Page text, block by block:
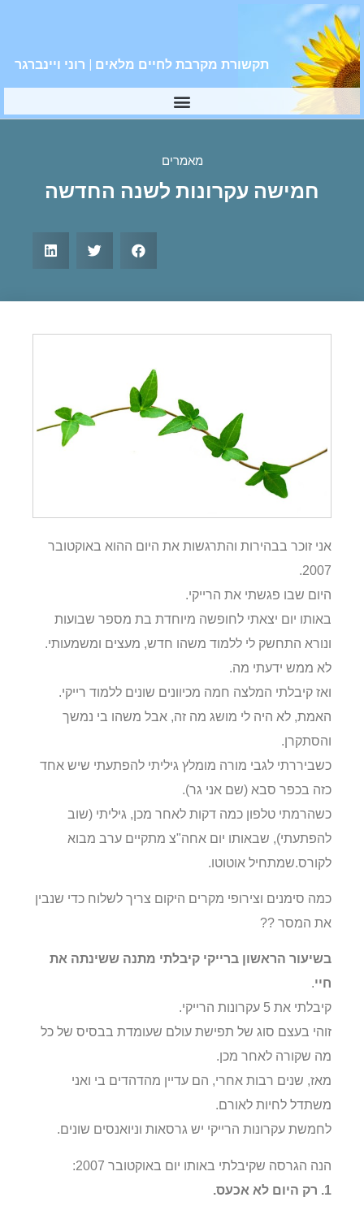
תקשורת מקרבת לחיים מלאים | רוני ויינברגר
מאמרים
חמישה עקרונות לשנה החדשה
אני זוכר בבהירות והתרגשות את היום ההוא באוקטובר
2007.
היום שבו פגשתי את הרייקי.
באותו יום יצאתי לחופשה מיוחדת בת מספר שבועות
ונורא התחשק לי ללמוד משהו חדש, מעצים ומשמעותי.
לא ממש ידעתי מה.
ואז קיבלתי המלצה חמה מכיוונים שונים ללמוד רייקי.
האמת, לא היה לי מושג מה זה, אבל משהו בי נמשך
והסתקרן.
כשביררתי לגבי מורה מומלץ גיליתי להפתעתי שיש אחד
כזה בכפר סבא (שם אני גר).
כשהרמתי טלפון כמה דקות לאחר מכן, גיליתי (שוב
להפתעתי), שבאותו יום אחה"צ מתקיים ערב מבוא
לקורס.שמתחיל אוטוטו.
כמה סימנים וצירופי מקרים היקום צריך לשלוח כדי שנבין
את המסר ??
בשיעור הראשון ברייקי קיבלתי מתנה ששינתה את
חיי.
קיבלתי את 5 עקרונות הרייקי.
זוהי בעצם סוג של תפישת עולם שעומדת בבסיס של כל
מה שקורה לאחר מכן.
מאז, שנים רבות אחרי, הם עדיין מהדהדים בי ואני
משתדל לחיות לאורם.
לחמשת עקרונות הרייקי יש גרסאות וניואנסים שונים.
הנה הגרסה שקיבלתי באותו יום באוקטובר 2007:
1. רק היום לא אכעס.